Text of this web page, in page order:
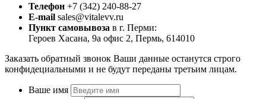
Телефон +7 (342) 240-88-27
E-mail sales@vitalevv.ru
Пункт самовывоза в г. Перми:
Героев Хасана, 9а офис 2, Пермь, 614010
Заказать обратный звонок Ваши данные останутся строго
конфидециальными и не будут переданы третьим лицам.
Ваше имя